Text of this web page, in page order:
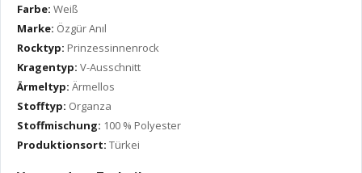
Farbe: Weiß
Marke: Özgür Anıl
Rocktyp: Prinzessinnenrock
Kragentyp: V-Ausschnitt
Ärmeltyp: Ärmellos
Stofftyp: Organza
Stoffmischung: 100 % Polyester
Produktionsort: Türkei